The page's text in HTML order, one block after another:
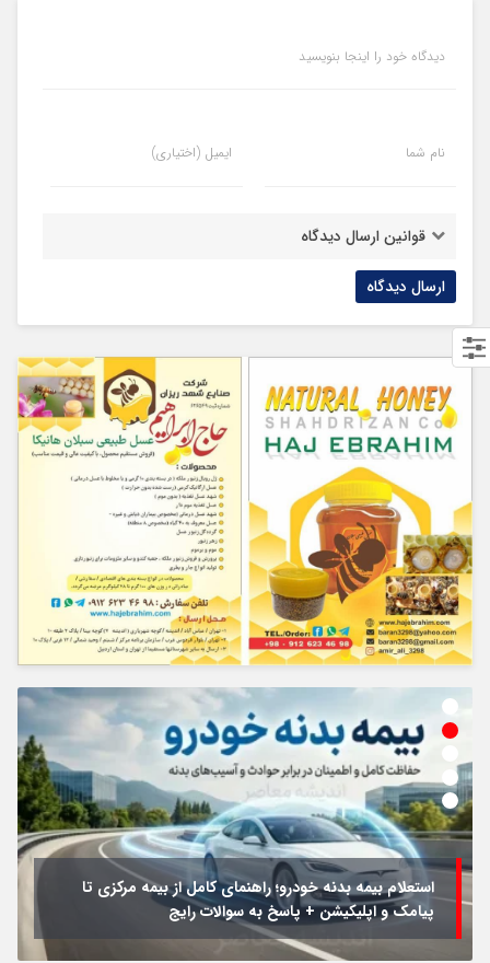
دیدگاه خود را اینجا بنویسید
نام شما ایمیل (اختیاری)
قوانین ارسال دیدگاه
استعلام بیمه بدنه خودرو؛ راهنمای کامل از بیمه مرکزی تا
پیامک و اپلیکیشن + پاسخ به سوالات رایج